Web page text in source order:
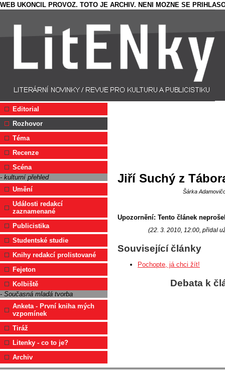
WEB UKONCIL PROVOZ. TOTO JE ARCHIV. NENI MOZNE SE
Editorial
Rozhovor
Téma
Recenze
Scéna
- kulturní přehled
Umění
Události redakcí
zaznamenané
Publicistika
Studentské studie
Knihy redakcí prolistované
Fejeton
Kolbiště
- Současná mladá tvorba
Anketa - První kniha mých
vzpomínek
Tiráž
Litenky - co to je?
Archiv
Jiří Suchý z
Šárka
Upozornění: Tento článek
(22. 3. 2010, 12:00, přidal
Související články
Pochopte, já chci žít!
Debata k